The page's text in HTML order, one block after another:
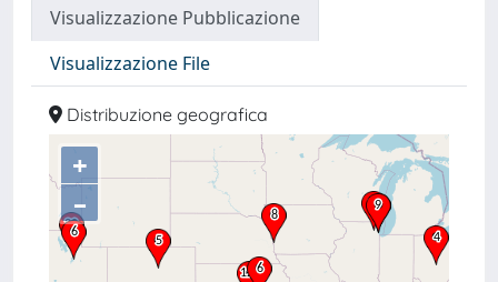
Visualizzazione Pubblicazione
Visualizzazione File
Distribuzione geografica
+
–